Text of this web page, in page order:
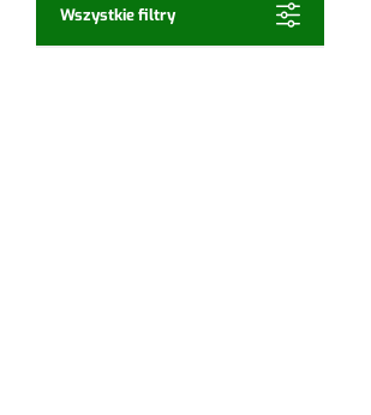
Wszystkie filtry